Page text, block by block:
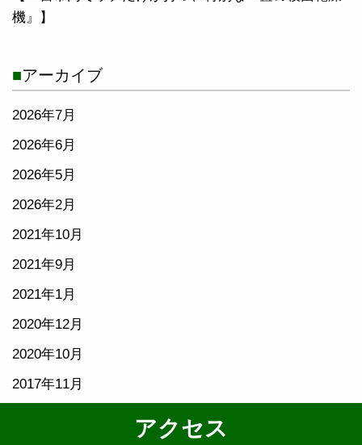
機』】
アーカイブ
2026年7月
2026年6月
2026年5月
2026年2月
2021年10月
2021年9月
2021年1月
2020年12月
2020年10月
2017年11月
アクセス